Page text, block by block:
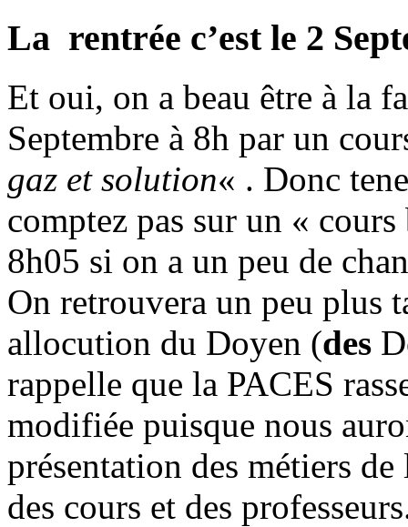
La rentrée c’est le 2
Et oui, on a beau être à la
Septembre à 8h par un
gaz et solution« . Donc
comptez pas sur un «
8h05 si on a un peu de
On retrouvera un peu plus
allocution du Doyen (des
rappelle que la PACES
modifiée puisque nous
présentation des métiers
des cours et des